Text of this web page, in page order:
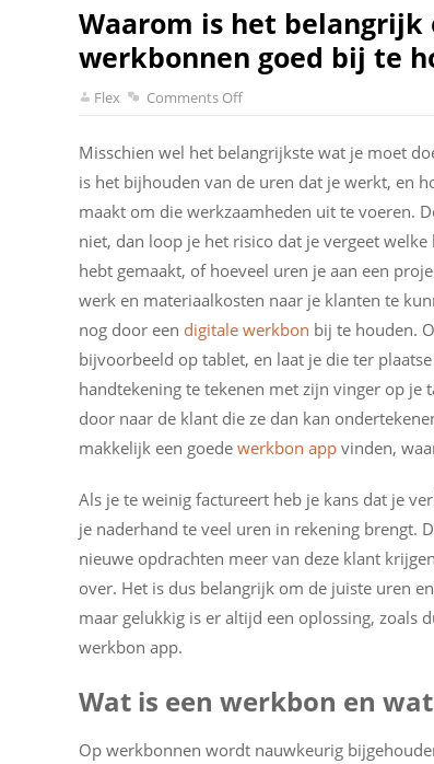
Waarom is het belangrijk
werkbonnen goed bij te
Flex Comments Off
Misschien wel het belangrijkste wat je moet
is het bijhouden van de uren dat je werkt, en
maakt om die werkzaamheden uit te voeren.
niet, dan loop je het risico dat je vergeet welke
hebt gemaakt, of hoeveel uren je aan een
werk en materiaalkosten naar je klanten te
nog door een digitale werkbon bij te houden.
bijvoorbeeld op tablet, en laat je die ter
handtekening te tekenen met zijn vinger op
door naar de klant die ze dan kan
makkelijk een goede werkbon app vinden,
Als je te weinig factureert heb je kans dat je
je naderhand te veel uren in rekening brengt.
nieuwe opdrachten meer van deze klant
over. Het is dus belangrijk om de juiste uren
maar gelukkig is er altijd een oplossing, zoals
werkbon app.
Wat is een werkbon en
Op werkbonnen wordt nauwkeurig